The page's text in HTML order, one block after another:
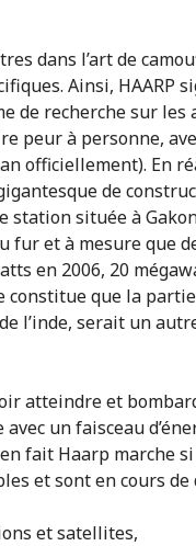
dans l’art de
Ainsi, HAARP
de recherche sur
peur à personne,
officiellement). En
de
située à
fur et à mesure que
en 2006, 20
que la partie
l’inde, serait un
atteindre et
un faisceau
fait Haarp marche
et sont en cours
et satellites,